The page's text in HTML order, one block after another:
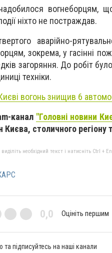
вогнеборцям,
ніхто не постраждав.
аварійно-
зокрема, у гасінні
загоряння. До робіт
техніки.
вогонь знищив 6
канал "Головні новини
Києва, столичного
необхідний текст і натисніть Ctrl +
0,0 Оцініть першим
та підписуйтесь на наші канали